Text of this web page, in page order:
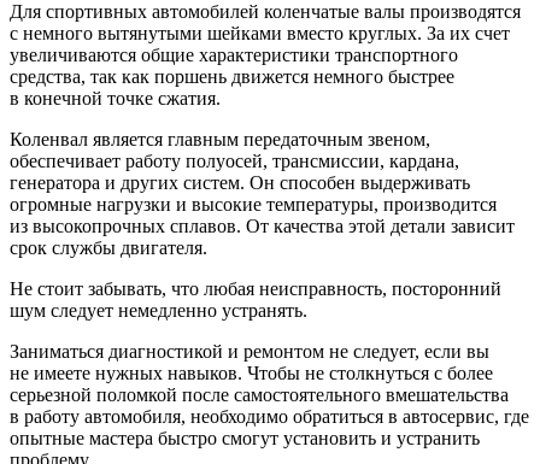
Для спортивных автомобилей коленчатые валы производятся
с немного вытянутыми шейками вместо круглых. За их счет
увеличиваются общие характеристики транспортного
средства, так как поршень движется немного быстрее
в конечной точке сжатия.
Коленвал является главным передаточным звеном,
обеспечивает работу полуосей, трансмиссии, кардана,
генератора и других систем. Он способен выдерживать
огромные нагрузки и высокие температуры, производится
из высокопрочных сплавов. От качества этой детали зависит
срок службы двигателя.
Не стоит забывать, что любая неисправность, посторонний
шум следует немедленно устранять.
Заниматься диагностикой и ремонтом не следует, если вы
не имеете нужных навыков. Чтобы не столкнуться с более
серьезной поломкой после самостоятельного вмешательства
в работу автомобиля, необходимо обратиться в автосервис, где
опытные мастера быстро смогут установить и устранить
проблему.